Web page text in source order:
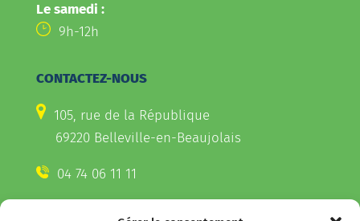
Le samedi :
9h-12h
CONTACTEZ-NOUS
105, rue de la République
69220 Belleville-en-Beaujolais
04 74 06 11 11